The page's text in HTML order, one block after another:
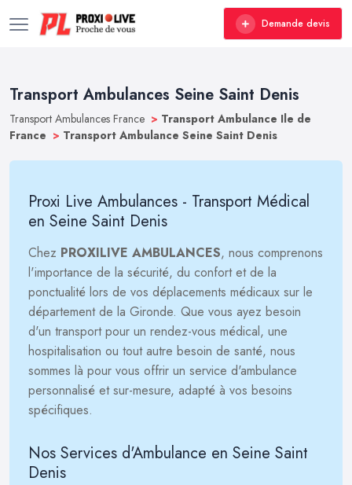
Demande devis
Transport Ambulances Seine Saint Denis
Transport Ambulances France > Transport Ambulance Ile de
France > Transport Ambulance Seine Saint Denis
Proxi Live Ambulances - Transport Médical
en Seine Saint Denis
Chez PROXILIVE AMBULANCES, nous comprenons
l'importance de la sécurité, du confort et de la
ponctualité lors de vos déplacements médicaux sur le
département de la Gironde. Que vous ayez besoin
d'un transport pour un rendez-vous médical, une
hospitalisation ou tout autre besoin de santé, nous
sommes là pour vous offrir un service d'ambulance
personnalisé et sur-mesure, adapté à vos besoins
spécifiques.
Nos Services d'Ambulance en Seine Saint
Denis